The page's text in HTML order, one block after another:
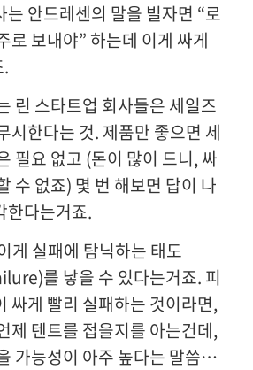
는 안드레센의 말을 빌자면 “로
로 보내야” 하는데 이게 싸게
.
린 스타트업 회사들은 세일즈
시한다는 것. 제품만 좋으면 세
필요 없고 (돈이 많이 드니, 싸
수 없죠) 몇 번 해보면 답이 나
한다는거죠.
게 실패에 탐닉하는 태도
를 낳을 수 있다는거죠. 피
싸게 빨리 실패하는 것이라면,
제 텐트를 접을지를 아는건데,
가능성이 아주 높다는 말씀…